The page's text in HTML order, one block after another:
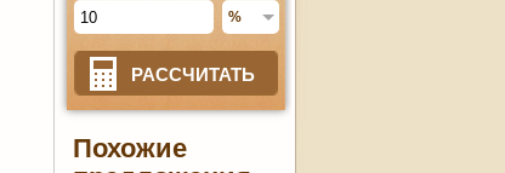
РАССЧИТАТЬ
Похожие